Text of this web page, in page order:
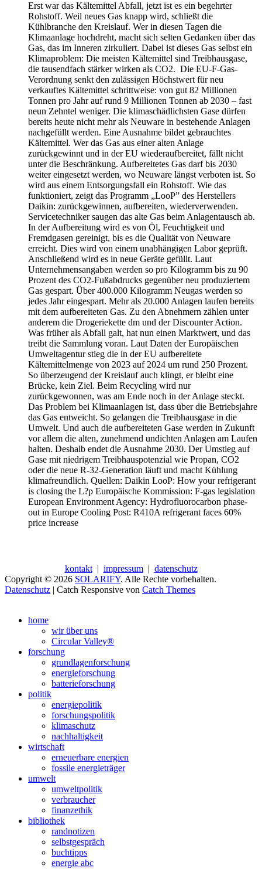
Erst war das Kältemittel Abfall, jetzt ist es ein begehrter
Rohstoff. Weil neues Gas knapp wird, schließt die
Kühlbranche den Kreislauf. Wer in diesen Tagen die
Klimaanlage hochdreht, macht sich selten Gedanken über das
Gas, das im Inneren zirkuliert. Dabei ist dieses Gas selbst ein
Klimaproblem: Die meisten Kältemittel sind Treibhausgase,
die tausendfach stärker wirken als CO2. Die EU-F-Gas-
Verordnung senkt den zulässigen Höchstwert für neu
verkauftes Kältemittel schrittweise: von gut 82 Millionen
Tonnen pro Jahr auf rund 9 Millionen Tonnen ab 2030 – fast
neun Zehntel weniger. Die klimaschädlichsten Gase dürfen
bereits heute nicht mehr als Neuware in bestehende Anlagen
nachgefüllt werden. Eine Ausnahme bildet gebrauchtes
Kältemittel. Wer das Gas aus einer alten Anlage
zurückgewinnt und in der EU wiederaufbereitet, fällt nicht
unter die Beschränkung. Aufbereitetes Gas darf bis 2030
weiter eingesetzt werden, wo Neuware längst verboten ist. So
wird aus einem Entsorgungsfall ein Rohstoff. Wie das
funktioniert, zeigt das Programm „LooP” des Herstellers
Daikin: zurückgewinnen, aufbereiten, wiederverwenden.
Servicetechniker saugen das alte Gas beim Anlagentausch ab.
In der Aufbereitung wird es von Öl, Feuchtigkeit und
Fremdgasen gereinigt, bis es die Qualität von Neuware
erreicht. Dies wird von einem unabhängigen Labor geprüft.
Anschließend wird es in neue Geräte gefüllt. Laut
Unternehmensangaben werden so pro Kilogramm bis zu 90
Prozent des CO2-Fußabdrucks gegenüber neu produziertem
Gas gespart. Über 400.000 Kilogramm Neugas werden so
jedes Jahr eingespart. Mehr als 20.000 Anlagen laufen bereits
mit dem aufbereiteten Gas. Zu den Abnehmern zählen unter
anderem die Drogeriekette dm und der Discounter Action.
Was früher als Abfall galt, hat nun einen Marktwert, und das
treibt die Sammlung voran. Laut Daten der Europäischen
Umweltagentur stieg die in der EU aufbereitete
Kältemittelmenge von 2023 auf 2024 um rund 250 Prozent.
So überzeugend der Kreislauf auch klingt, er bleibt eine
Brücke, kein Ziel. Beim Recycling wird nur
zurückgewonnen, was am Ende noch in der Anlage steckt.
Das Problem bei Klimaanlagen ist, dass über die Betriebsjahre
das Gas entweicht. So gelangen die Treibhausgase in die
Umwelt. Und auch die aufbereiteten Gase werden in Zukunft
vor allem die alten, zunehmend undichten Anlagen am Laufen
halten. Deshalb endet die Ausnahme 2030. Der Umstieg auf
Gase mit niedrigem Treibhauspotenzial wie Propan, CO2
oder die neue R-32-Generation läuft und macht Kühlung
klimafreundlich. Quellen: Daikin LooP: How your refrigerant
is closing the L?p Europäische Kommission: F-gas legislation
European Environment Agency: Hydrofluorocarbon phase-
out in Europe Cooling Post: R410A refrigerant faces 60%
price increase
kontakt| impressum| datenschutz
Copyright © 2026 SOLARIFY. Alle Rechte vorbehalten.
Datenschutz | Catch Responsive von Catch Themes
oben
scrollen
home
wir über uns
Circular Valley®
forschung
grundlagenforschung
energieforschung
batterieforschung
politik
energiepolitik
forschungspolitik
klimaschutz
nachhaltigkeit
wirtschaft
erneuerbare energien
fossile energieträger
umwelt
umweltpolitik
verbraucher
finanzethik
bibliothek
randnotizen
selbstgespräch
buchtipps
energie abc